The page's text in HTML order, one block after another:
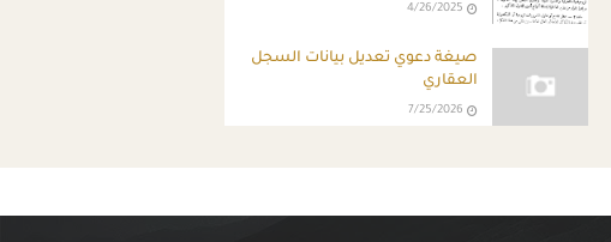
4/26/2025
صيغة دعوي تعديل بيانات السجل
العقاري
7/25/2026